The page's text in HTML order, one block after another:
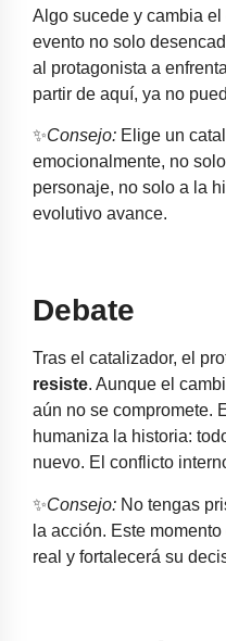
Algo sucede y cambia
evento no solo
al protagonista a
partir de aquí, ya no
✨Consejo: Elige un
emocionalmente, no
personaje, no solo a la
evolutivo avance.
Debate
Tras el catalizador, el
resiste. Aunque el
aún no se compromete.
humaniza la historia:
nuevo. El conflicto
✨Consejo: No tengas
la acción. Este
real y fortalecerá su